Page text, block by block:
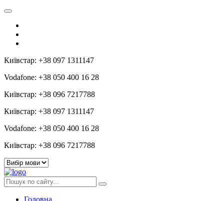
Київстар: +38 097 1311147
Vodafone: +38 050 400 16 28
Київстар: +38 096 7217788
Київстар: +38 097 1311147
Vodafone: +38 050 400 16 28
Київстар: +38 096 7217788
Головна